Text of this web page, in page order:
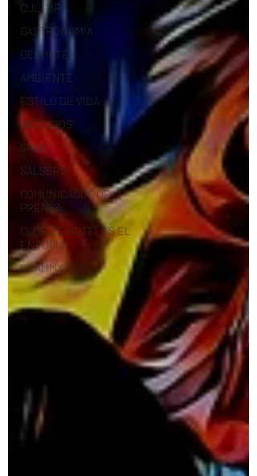
CULTURA
GASTRONOMÍA
DEPORTES
AMBIENTE
ESTILO DE VIDA
NEGOCIOS
SALUD
SALSERO
COMUNICADOS DE
PRENSA
CLUB DE HOTELES EL
ENFOQUE
GRAMMY